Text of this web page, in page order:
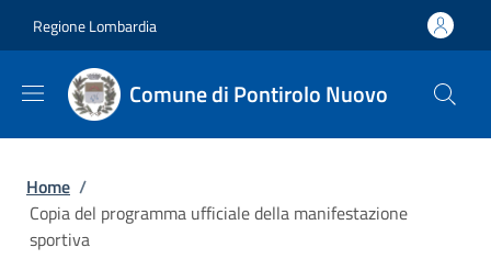
Regione Lombardia
Comune di Pontirolo Nuovo
Briciole di pane
Home /
Copia del programma ufficiale della manifestazione
sportiva